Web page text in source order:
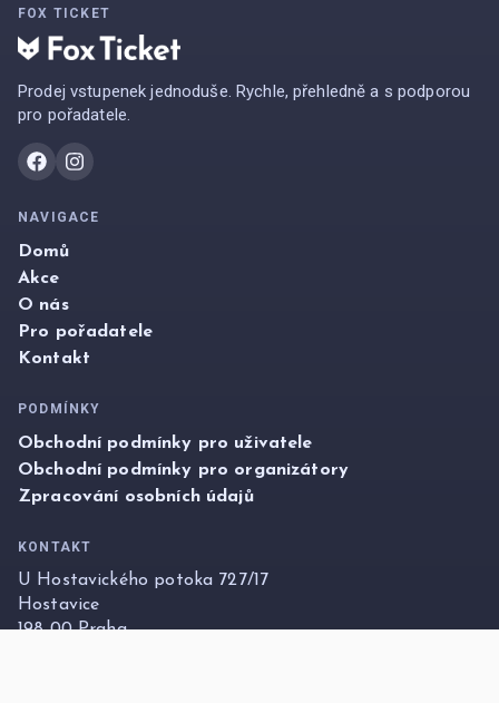
FOX TICKET
Prodej vstupenek jednoduše. Rychle, přehledně a s podporou
pro pořadatele.
NAVIGACE
Domů
Akce
O nás
Pro pořadatele
Kontakt
PODMÍNKY
Obchodní podmínky pro uživatele
Obchodní podmínky pro organizátory
Zpracování osobních údajů
KONTAKT
U Hostavického potoka 727/17
Hostavice
198 00 Praha